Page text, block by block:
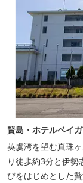
賢島・ホテルベイ
英虞湾を望む真珠
り徒歩約3分と伊
びをはじめとした